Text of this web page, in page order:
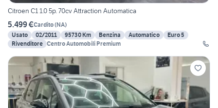
Citroen C1 1.0 5p. 70cv Attraction Automatica
5.499 €Cardito(NA)
Usato
02/2011 95730 Km Benzina Automatico
Euro 5
Rivenditore Centro Automobili Premium